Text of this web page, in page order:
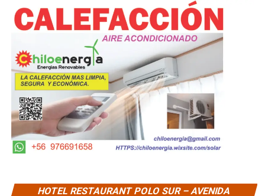
HOTEL RESTAURANT POLO SUR – AVENIDA